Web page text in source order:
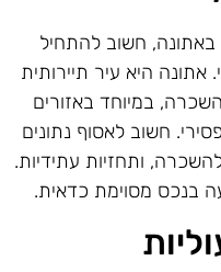
חשוב להתחיל
היא עיר תיירותית
במיוחד באזורים
חשוב לאסוף נתונים
ותחזיות עתידיות.
בנכס מסוימת כדאית.